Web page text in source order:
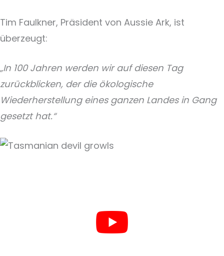
Tim Faulkner, Präsident von Aussie Ark, ist
überzeugt:
„In 100 Jahren werden wir auf diesen Tag
zurückblicken, der die ökologische
Wiederherstellung eines ganzen Landes in Gang
gesetzt hat.“